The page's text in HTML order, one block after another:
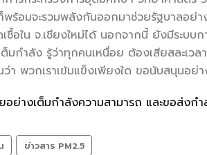
อมจะรวมพลังกันออกมาช่วยรัฐบาลอย่
เชื้อใน จ.เชียงใหม่ได้ นอกจากนี้ ยังมีระ
มกำลัง รู้ว่าทุกคนเหนื่อย ต้องเสียสละเ
า พวกเราเข้มแข็งเพียงใด ขอนับสนุนอย่
ย่างเต็มกำลังความสามารถ และขอส่งก
ข่าวสาร PM2.5